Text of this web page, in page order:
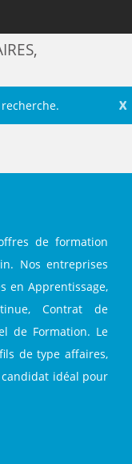
X
de formation
Nos entreprises
en Apprentissage,
Contrat de
de Formation. Le
de type affaires,
candidat idéal pour